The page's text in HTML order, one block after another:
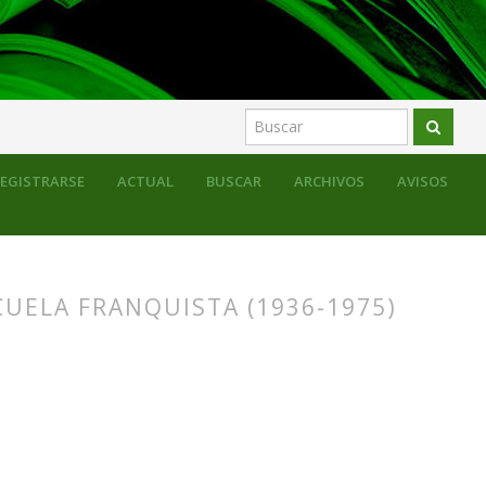
ACTUAL BUSCAR ARCHIVOS AVISOS
FRANQUISTA (1936-1975)